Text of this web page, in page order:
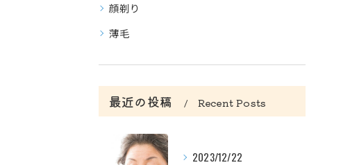
顔剃り
薄毛
最近の投稿 Recent Posts
2023/12/22